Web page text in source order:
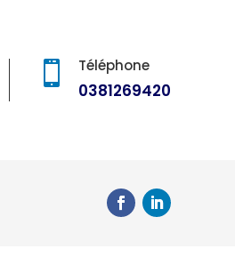
 Téléphone
0381269420